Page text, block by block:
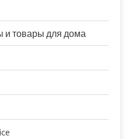
и товары для дома